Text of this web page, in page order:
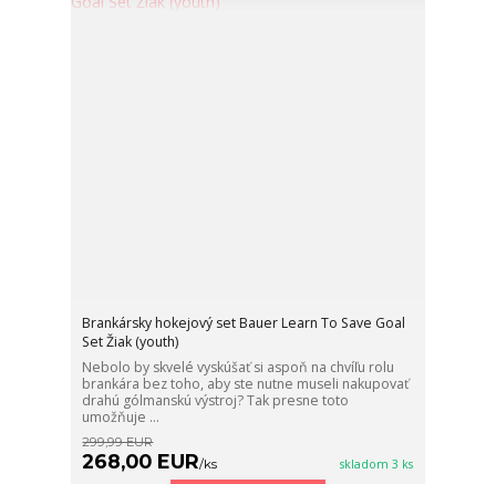
Brankársky hokejový set Bauer Learn To Save Goal
Set Žiak (youth)
Nebolo by skvelé vyskúšať si aspoň na chvíľu rolu
brankára bez toho, aby ste nutne museli nakupovať
drahú gólmanskú výstroj? Tak presne toto
umožňuje ...
299,99 EUR
268,00 EUR/ks skladom 3 ks